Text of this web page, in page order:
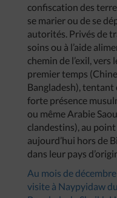
confiscation des
se marier ou de se
autorités. Privés de
soins ou à l’aide
chemin de l’exil,
premier temps
Bangladesh), tentant
forte présence
ou même Arabie
clandestins), au
aujourd’hui hors de
dans leur pays
Au mois de décembre
visite à Naypyidaw